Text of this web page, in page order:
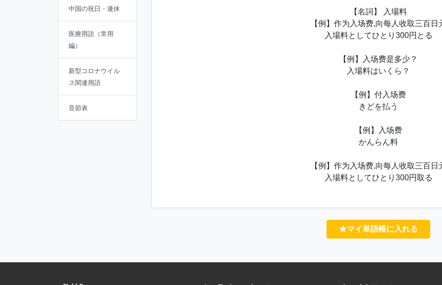
中国の祝日・連休
医療用語（常用
編）
新型コロナウイル
ス関連用語
音節表
【名詞】 入場料
【例】作为入场费,向每人收取三百日
入場料としてひとり300円とる
【例】入场费是多少？
入場料はいくら？
【例】付入场费
きどを払う
【例】入场费
かんらん料
【例】作为入场费,向每人收取三百日
入場料としてひとり300円取る
★マイ単語帳に入れる